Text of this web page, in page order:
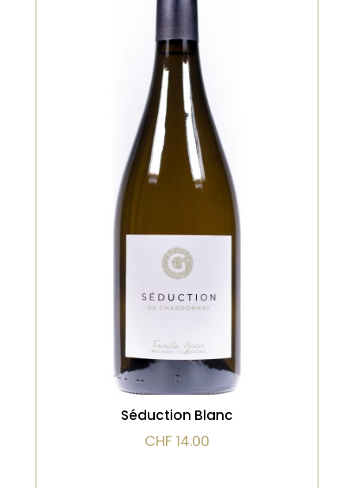
Bio, Blanc
Robe brillante avec des reflets
verts, des arômes [...]
VOIR LE PRODUIT
Séduction Blanc
CHF 14.00